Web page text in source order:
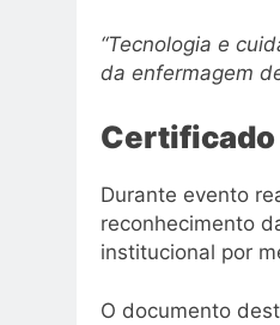
“Tecnologia e
da enfermagem
Certificado
Durante evento
reconhecimento
institucional por
O documento